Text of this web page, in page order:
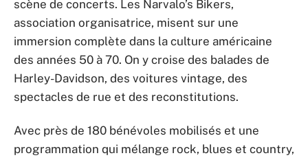
scène de concerts. Les Narvalo’s Bikers,
association organisatrice, misent sur une
immersion complète dans la culture américaine
des années 50 à 70. On y croise des balades de
Harley-Davidson, des voitures vintage, des
spectacles de rue et des reconstitutions.
Avec près de 180 bénévoles mobilisés et une
programmation qui mélange rock, blues et country,